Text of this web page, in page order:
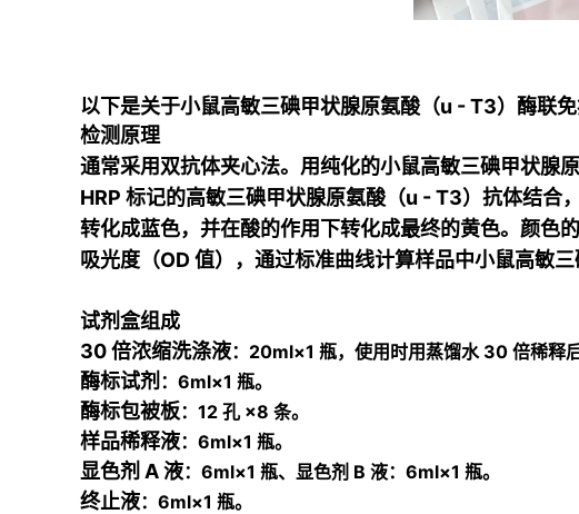
以下是关于小鼠高敏三碘甲状腺原氨酸（u - T3）酶联免
检测原理
通常采用双抗体夹心法。用纯化的小鼠高敏三碘甲状腺
HRP 标记的高敏三碘甲状腺原氨酸（u - T3）抗体结合
转化成蓝色，并在酸的作用下转化成最终的黄色。颜
吸光度（OD 值），通过标准曲线计算样品中小鼠高敏
试剂盒组成
30 倍浓缩洗涤液：20ml×1 瓶，使用时用蒸馏水 30 倍稀释后
酶标试剂 ：6ml×1 瓶。
酶标包被板：12 孔 ×8 条。
样品稀释液：6ml×1 瓶。
显色剂 A 液：6ml×1 瓶、显色剂 B 液：6ml×1 瓶。
终止液：6ml×1 瓶。